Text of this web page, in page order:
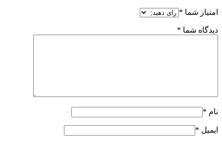
امتیاز شما *
دیدگاه شما *
نام *
ایمیل *